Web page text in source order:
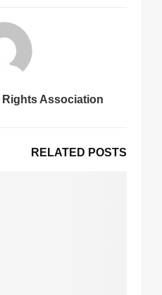
Association
RELATED POSTS